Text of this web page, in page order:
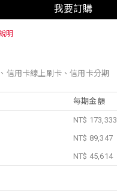
我要訂購
明
信用卡線上刷卡、信用卡分期
每期金額
NT$ 173,333
NT$ 89,347
NT$ 45,614